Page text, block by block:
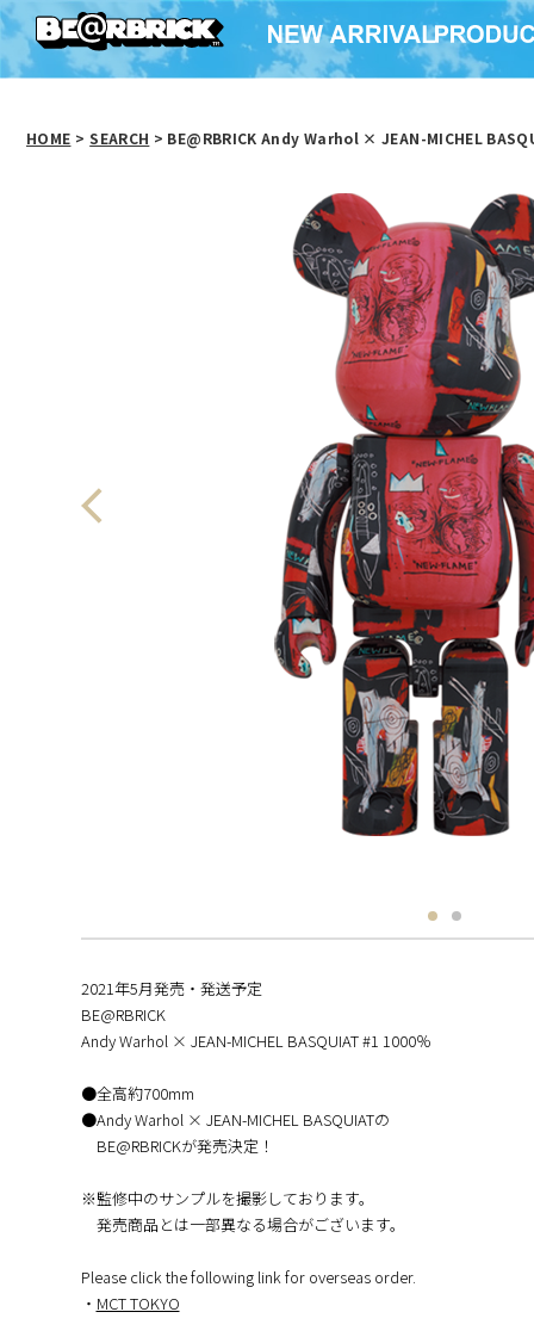
HOME > SEARCH > BE@RBRICK Andy Warhol × JEAN-MICHEL
2021年5月発売・発送予定
BE@RBRICK
Andy Warhol × JEAN-MICHEL BASQUIAT #1 1000％
●全高約700mm
●Andy Warhol × JEAN-MICHEL BASQUIATの
BE@RBRICKが発売決定！
※監修中のサンプルを撮影しております。
発売商品とは一部異なる場合がございます。
Please click the following link for overseas order.
・ MCT TOKYO